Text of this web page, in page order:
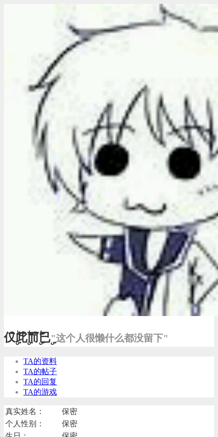
仅ۣۖิ此ۣۖิ而ۣۖิ已ۣ"这个人很懒什么都没留下"
TA的资料
TA的帖子
TA的回复
TA的游戏
真实姓名：
保密
个人性别：
保密